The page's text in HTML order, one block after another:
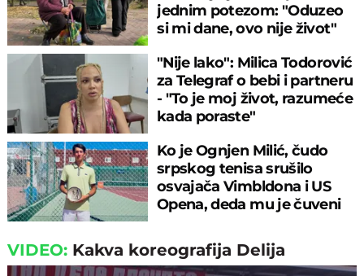
jednim potezom: "Oduzeo
si mi dane, ovo nije život"
"Nije lako": Milica Todorović
za Telegraf o bebi i partneru
- "To je moj život, razumeće
kada poraste"
Ko je Ognjen Milić, čudo
srpskog tenisa srušilo
osvajača Vimbldona i US
Opena, deda mu je čuveni
VIDEO: Kakva koreografija Delija